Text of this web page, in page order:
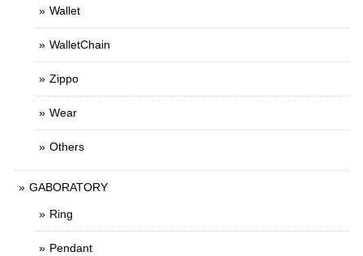
Wallet
WalletChain
Zippo
Wear
Others
GABORATORY
Ring
Pendant